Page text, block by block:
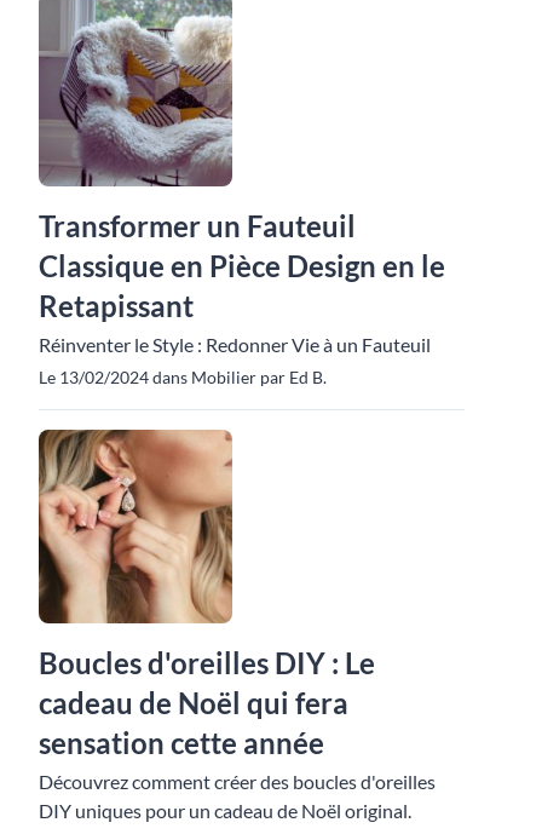
Transformer un Fauteuil
Classique en Pièce Design en le
Retapissant
Réinventer le Style : Redonner Vie à un Fauteuil
Le 13/02/2024 dans Mobilier par Ed B.
Boucles d'oreilles DIY : Le
cadeau de Noël qui fera
sensation cette année
Découvrez comment créer des boucles d'oreilles
DIY uniques pour un cadeau de Noël original.